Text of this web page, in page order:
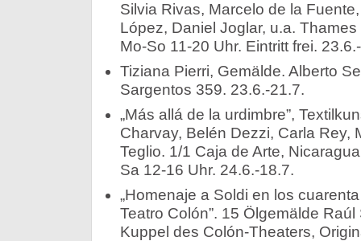
Silvia Rivas, Marcelo de la
López, Daniel Joglar, u.a.
Mo-So 11-20 Uhr. Eintritt frei.
Tiziana Pierri, Gemälde. Alberto
Sargentos 359. 23.6.-21.7.
„Más allá de la urdimbre”,
Charvay, Belén Dezzi, Carla Rey,
Teglio. 1/1 Caja de Arte,
Sa 12-16 Uhr. 24.6.-18.7.
„Homenaje a Soldi en los
Teatro Colón”. 15 Ölgemälde
Kuppel des Colón-Theaters,